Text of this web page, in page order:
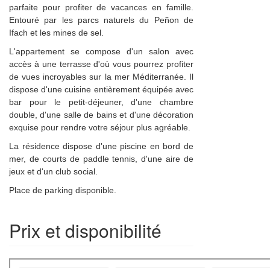
parfaite pour profiter de vacances en famille.
Entouré par les parcs naturels du Peñon de
Ifach et les mines de sel.
L'appartement se compose d'un salon avec
accès à une terrasse d'où vous pourrez profiter
de vues incroyables sur la mer Méditerranée. Il
dispose d'une cuisine entièrement équipée avec
bar pour le petit-déjeuner, d'une chambre
double, d'une salle de bains et d'une décoration
exquise pour rendre votre séjour plus agréable.
La résidence dispose d'une piscine en bord de
mer, de courts de paddle tennis, d'une aire de
jeux et d'un club social.
Place de parking disponible.
Prix et disponibilité